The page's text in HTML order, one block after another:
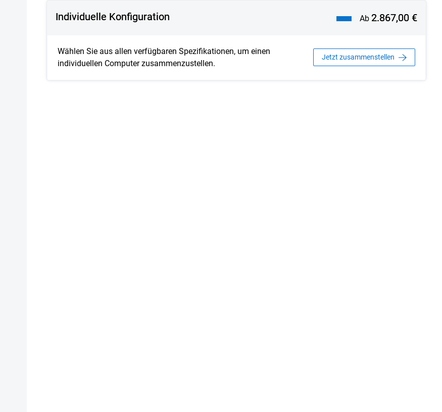
Individuelle Konfiguration Ab 2.867,00 €
Wählen Sie aus allen verfügbaren Spezifikationen, um einen
individuellen Computer zusammenzustellen.
Jetzt zusammenstellen